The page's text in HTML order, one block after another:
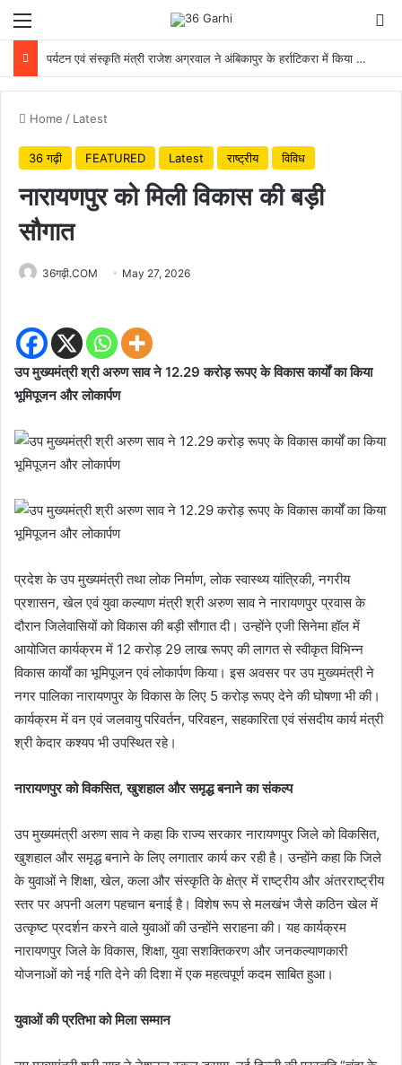
Menu
पर्यटन एवं संस्कृति मंत्री राजेश अग्रवाल ने अंबिकापुर के हर्राटिकरा में किया एक पेड़ माँ के नाम 3.0 अभियान का शुभारंभ
Home / Latest
36 गढ़ी FEATURED Latest राष्ट्रीय विविध
नारायणपुर को मिली विकास की बड़ी
सौगात
36गढ़ी.COM May 27, 2026
उप मुख्यमंत्री श्री अरुण साव ने 12.29 करोड़ रूपए के विकास कार्यों का किया
भूमिपूजन और लोकार्पण
प्रदेश के उप मुख्यमंत्री तथा लोक निर्माण, लोक स्वास्थ्य यांत्रिकी, नगरीय
प्रशासन, खेल एवं युवा कल्याण मंत्री श्री अरुण साव ने नारायणपुर प्रवास के
दौरान जिलेवासियों को विकास की बड़ी सौगात दी। उन्होंने एजी सिनेमा हॉल में
आयोजित कार्यक्रम में 12 करोड़ 29 लाख रूपए की लागत से स्वीकृत विभिन्न
विकास कार्यों का भूमिपूजन एवं लोकार्पण किया। इस अवसर पर उप मुख्यमंत्री ने
नगर पालिका नारायणपुर के विकास के लिए 5 करोड़ रूपए देने की घोषणा भी की।
कार्यक्रम में वन एवं जलवायु परिवर्तन, परिवहन, सहकारिता एवं संसदीय कार्य मंत्री
श्री केदार कश्यप भी उपस्थित रहे।
नारायणपुर को विकसित, खुशहाल और समृद्ध बनाने का संकल्प
उप मुख्यमंत्री अरुण साव ने कहा कि राज्य सरकार नारायणपुर जिले को विकसित,
खुशहाल और समृद्ध बनाने के लिए लगातार कार्य कर रही है। उन्होंने कहा कि जिले
के युवाओं ने शिक्षा, खेल, कला और संस्कृति के क्षेत्र में राष्ट्रीय और अंतरराष्ट्रीय
स्तर पर अपनी अलग पहचान बनाई है। विशेष रूप से मलखंभ जैसे कठिन खेल में
उत्कृष्ट प्रदर्शन करने वाले युवाओं की उन्होंने सराहना की। यह कार्यक्रम
नारायणपुर जिले के विकास, शिक्षा, युवा सशक्तिकरण और जनकल्याणकारी
योजनाओं को नई गति देने की दिशा में एक महत्वपूर्ण कदम साबित हुआ।
युवाओं की प्रतिभा को मिला सम्मान